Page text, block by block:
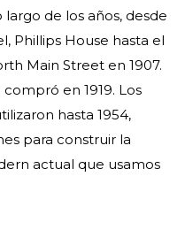
largo de los años, desde
Phillips House hasta el
Main Street en 1907.
en 1919. Los
hasta 1954,
para construir la
actual que usamos